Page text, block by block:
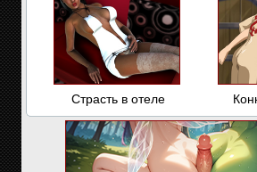
Страсть в отеле